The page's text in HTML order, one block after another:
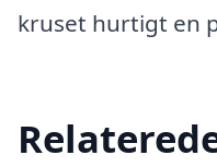
kruset hurtigt en